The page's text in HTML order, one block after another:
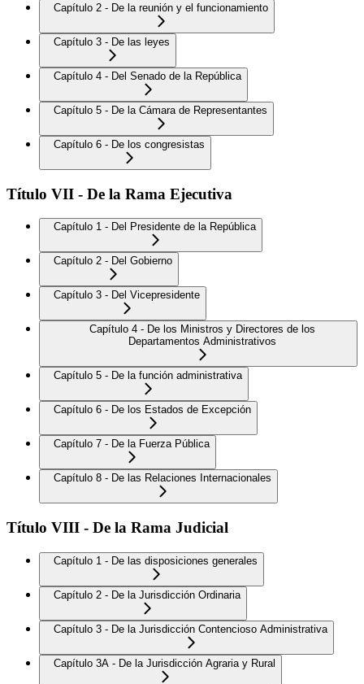
Capítulo 2 - De la reunión y el funcionamiento
Capítulo 3 - De las leyes
Capítulo 4 - Del Senado de la República
Capítulo 5 - De la Cámara de Representantes
Capítulo 6 - De los congresistas
Título VII - De la Rama Ejecutiva
Capítulo 1 - Del Presidente de la República
Capítulo 2 - Del Gobierno
Capítulo 3 - Del Vicepresidente
Capítulo 4 - De los Ministros y Directores de los
Departamentos Administrativos
Capítulo 5 - De la función administrativa
Capítulo 6 - De los Estados de Excepción
Capítulo 7 - De la Fuerza Pública
Capítulo 8 - De las Relaciones Internacionales
Título VIII - De la Rama Judicial
Capítulo 1 - De las disposiciones generales
Capítulo 2 - De la Jurisdicción Ordinaria
Capítulo 3 - De la Jurisdicción Contencioso Administrativa
Capítulo 3A - De la Jurisdicción Agraria y Rural